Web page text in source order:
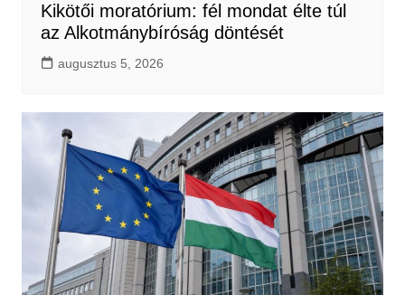
Kikötői moratórium: fél mondat élte túl
az Alkotmánybíróság döntését
augusztus 5, 2026